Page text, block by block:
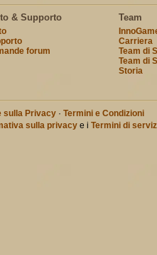
& Supporto
forum
Team
Carriera
Team di
Team di
Storia
sulla Privacy· Termini e Condizioni
sulla privacye i Termini di